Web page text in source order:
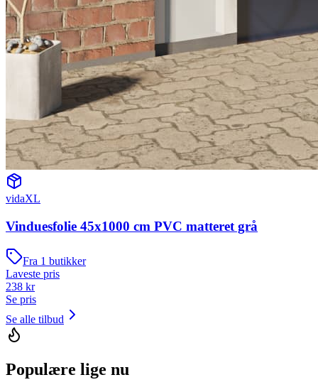
vidaXL
Vinduesfolie 45x1000 cm PVC matteret grå
Fra 1 butikker
Laveste pris
238 kr
Se pris
Se alle tilbud
Populære lige nu